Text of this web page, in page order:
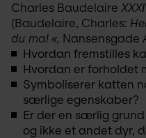
Charles Baudelaire
(Baudelaire, Charles:
du mal «, Nansensgade
Hvordan fremstilles
Hvordan er forholdet
Symboliserer katten
særlige egenskaber?
Er der en særlig
og ikke et andet dyr,